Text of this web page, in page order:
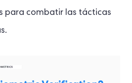
para combatir las tácticas